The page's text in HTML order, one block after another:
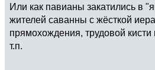
Или как павианы закатились в
жителей саванны с жёсткой
прямохождения, трудовой кисти
т.п.